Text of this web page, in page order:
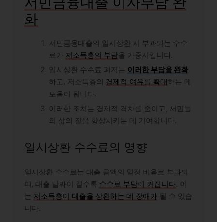
화
서민금융대출의 일시상환 시 부과되는 수수
료가 저소득층의 부담을 가중시킵니다.
일시상환 수수료 폐지는 이러한 부담을 완화
하고, 저소득층의 경제적 여유를 확대하는 데
도움이 됩니다.
이러한 조치는 경제적 격차를 줄이고, 서민들
의 삶의 질을 향상시키는 데 기여합니다.
일시상환 수수료의 영향
일시상환 수수료는 대출 금액의 일정 비율로 부과되
며, 대출 날짜이 길수록 수수료 부담이 커집니다. 이
는 저소득층이 대출을 상환하는 데 장애가 될 수 있습
니다.